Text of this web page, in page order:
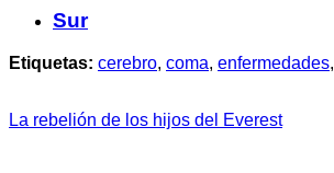
Sur
Etiquetas: cerebro, coma, enfermedades,
La rebelión de los hijos del Everest